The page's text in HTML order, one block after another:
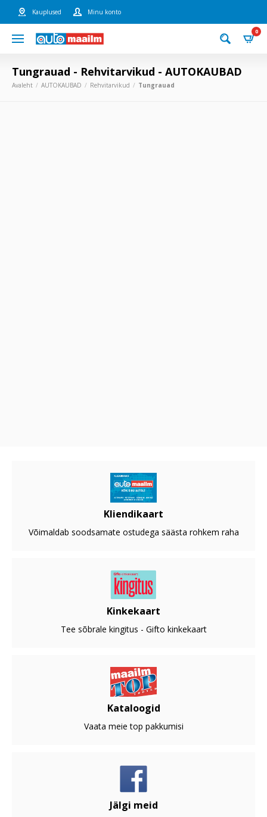
Kauplused Minu konto
0
Tungrauad - Rehvitarvikud - AUTOKAUBAD
Avaleht AUTOKAUBAD Rehvitarvikud Tungrauad
Kliendikaart
Võimaldab soodsamate ostudega säästa rohkem raha
Kinkekaart
Tee sõbrale kingitus - Gifto kinkekaart
Kataloogid
Vaata meie top pakkumisi
Jälgi meid